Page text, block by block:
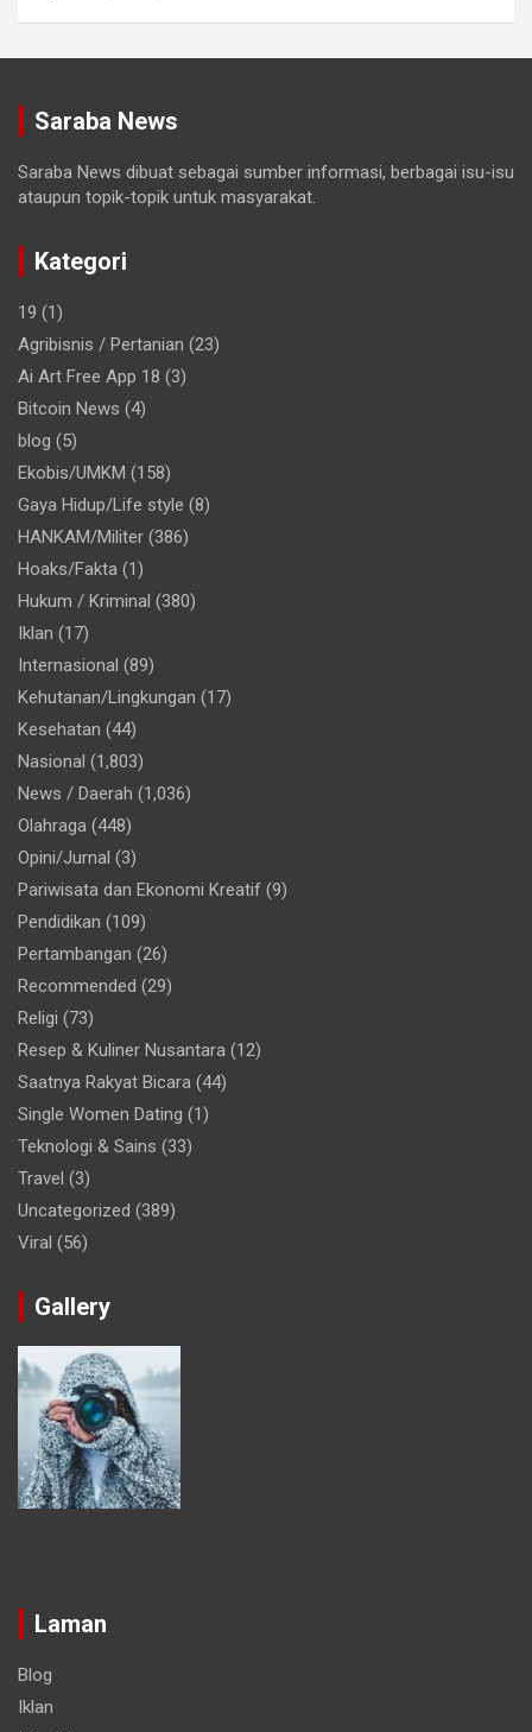
Saraba News
Saraba News dibuat sebagai sumber informasi, berbagai isu-isu
ataupun topik-topik untuk masyarakat.
Kategori
19 (1)
Agribisnis / Pertanian (23)
Ai Art Free App 18 (3)
Bitcoin News (4)
blog (5)
Ekobis/UMKM (158)
Gaya Hidup/Life style (8)
HANKAM/Militer (386)
Hoaks/Fakta (1)
Hukum / Kriminal (380)
Iklan (17)
Internasional (89)
Kehutanan/Lingkungan (17)
Kesehatan (44)
Nasional (1,803)
News / Daerah (1,036)
Olahraga (448)
Opini/Jurnal (3)
Pariwisata dan Ekonomi Kreatif (9)
Pendidikan (109)
Pertambangan (26)
Recommended (29)
Religi (73)
Resep & Kuliner Nusantara (12)
Saatnya Rakyat Bicara (44)
Single Women Dating (1)
Teknologi & Sains (33)
Travel (3)
Uncategorized (389)
Viral (56)
Gallery
Laman
Blog
Iklan